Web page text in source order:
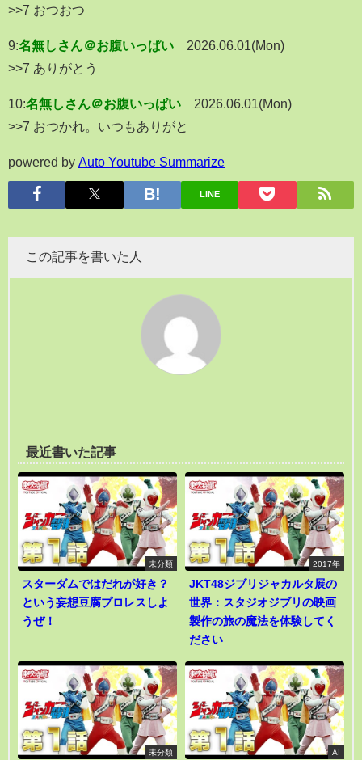
>>7 おつおつ
9:名無しさん＠お腹いっぱい
2026.06.01(Mon)
>>7 ありがとう
10:名無しさん＠お腹いっぱい
2026.06.01(Mon)
>>7 おつかれ。いつもありがと
powered by Auto Youtube Summarize
LINE
この記事を書いた人
最近書いた記事
未分類
スターダムではだれが好き？
という妄想豆腐プロレスしよ
うぜ！
2017年
JKT48ジブリジャカルタ展の
世界：スタジオジブリの映画
製作の旅の魔法を体験してく
ださい
未分類 AI